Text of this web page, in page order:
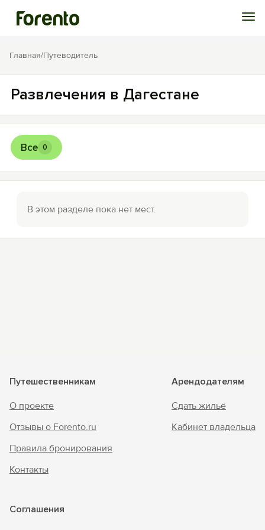
Войти
История просмотра
Добавить свой объект
Главная/Путеводитель
Развлечения в Дагестане
Все 0
В этом разделе пока нет мест.
Путешественникам
О проекте
Отзывы о Forento.ru
Правила бронирования
Контакты
Арендодателям
Сдать жильё
Кабинет владельца
Соглашения